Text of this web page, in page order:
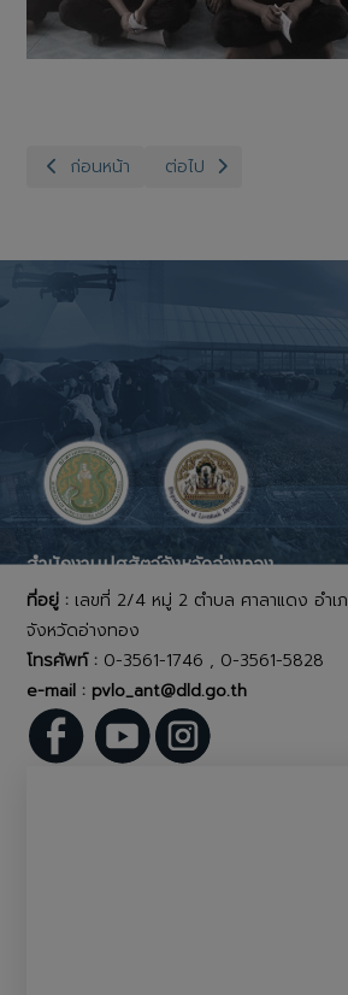
เนื้อหาก่อนหน้า: สำนักงานปศุสัตว์จังหวั
ก่อนหน้า เนื้อหาถัดไป: สำนักงาน
ต่อไป
สำนักงานปศุสัตว์จังหวัดอ่างทอง
ที่อยู่ : เลขที่ 2/4 หมู่ 2 ตำบล ศาลาแดง อำเ
จังหวัดอ่างทอง
โทรศัพท์ : 0-3561-1746 , 0-3561-5828
e-mail : pvlo_ant@dld.go.th